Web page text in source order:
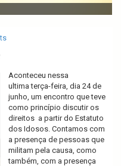
Aconteceu nessa
ultima terça-feira, dia 24 de
junho, um encontro que teve
como princípio discutir os
direitos a partir do Estatuto
dos Idosos. Contamos com
a presença de pessoas que
militam pela causa, como
também, com a presença